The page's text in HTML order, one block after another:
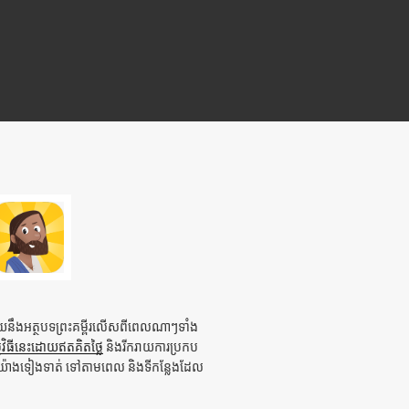
យនឹងអត្ថបទព្រះគម្ពីរលើសពីពេលណាៗទាំង
ធីនេះដោយឥតគិតថ្លៃ និងរីករាយការប្រកប
ាងទៀងទាត់ ទៅតាមពេល និងទីកន្លែងដែល